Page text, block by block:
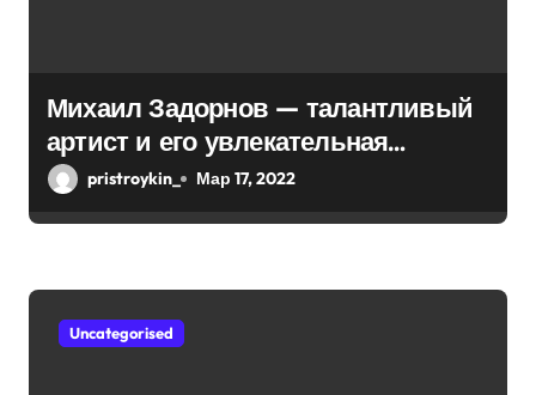
и
я
м
Михаил Задорнов — талантливый
артист и его увлекательная
биография — выдающиеся
pristroykin_ Мар 17, 2022
Uncategorised